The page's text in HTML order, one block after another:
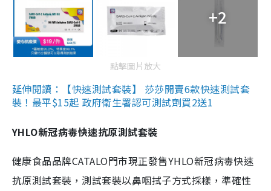
+2
點擊圖片放大
延伸閱讀：【快速測試套裝】 莎莎開賣6款快速測試套
裝！最平$15起 政府衛生署認可測試劑買2送1
YHLO新冠病毒快速抗原測試套裝
健康食品品牌CATALO門市現正發售YHLO新冠病毒快速
抗原測試套裝，測試套裝以鼻咽拭子方式採樣，準確性